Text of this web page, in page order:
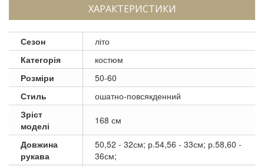
ХАРАКТЕРИСТИКИ
Сезон
літо
Категорія
костюм
Розміри
50-60
Стиль
ошатно-повсякденний
Зріст
моделі
168 см
Довжина
рукава
50,52 - 32см; р.54,56 - 33см; р.58,60 -
36см;